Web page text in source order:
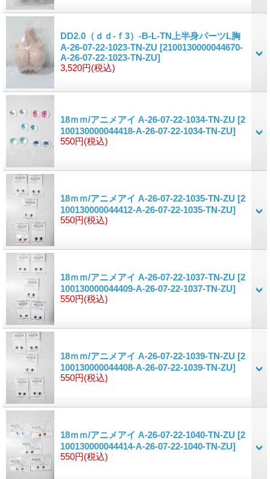
DD2.0（ｄｄ-ｆ3）-B-L-TN上半身パーツL胸
A-26-07-22-1023-TN-ZU [2100130000044670-
A-26-07-22-1023-TN-ZU]
3,520円(税込)
18ｍｍ/アニメアイ A-26-07-22-1034-TN-ZU [2
100130000044418-A-26-07-22-1034-TN-ZU]
550円(税込)
18ｍｍ/アニメアイ A-26-07-22-1035-TN-ZU [2
100130000044412-A-26-07-22-1035-TN-ZU]
550円(税込)
18ｍｍ/アニメアイ A-26-07-22-1037-TN-ZU [2
100130000044409-A-26-07-22-1037-TN-ZU]
550円(税込)
18ｍｍ/アニメアイ A-26-07-22-1039-TN-ZU [2
100130000044408-A-26-07-22-1039-TN-ZU]
550円(税込)
18ｍｍ/アニメアイ A-26-07-22-1040-TN-ZU [2
100130000044414-A-26-07-22-1040-TN-ZU]
550円(税込)